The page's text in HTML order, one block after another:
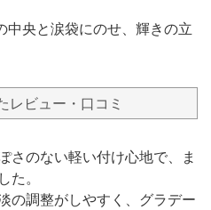
中央と涙袋にのせ、輝きの立
レビュー・口コミ
さのない軽い付け心地で、ま
た。
の調整がしやすく、グラデー